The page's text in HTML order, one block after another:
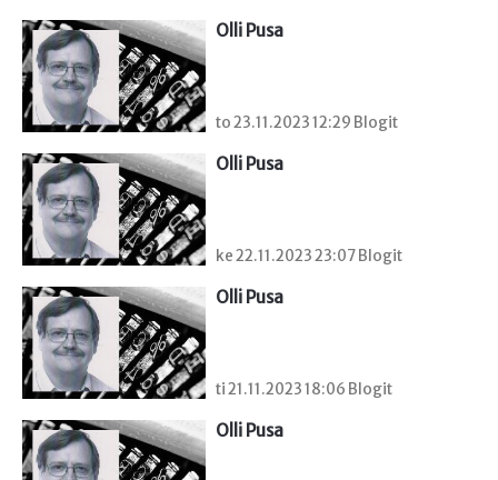
Olli Pusa
to 23.11.2023 12:29 Blogit
Olli Pusa
ke 22.11.2023 23:07 Blogit
Olli Pusa
ti 21.11.2023 18:06 Blogit
Olli Pusa